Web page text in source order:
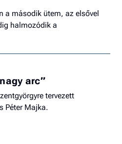
a második ütem, az elsővel
halmozódik a
arc”
tervezett
Péter Majka.